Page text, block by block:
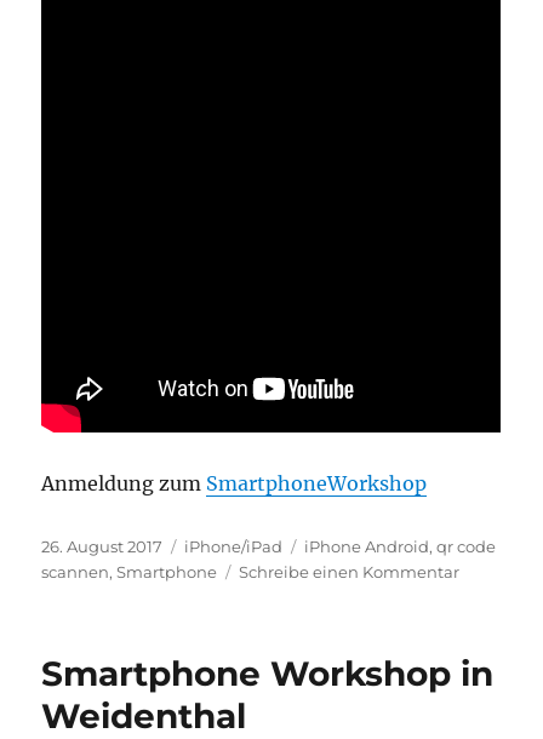
Anmeldung zum SmartphoneWorkshop
Veröffentlicht
am
26. August 2017 Kategorien
iPhone/iPad Schlagwörter
iPhone Android,qr code
scannen,Smartphone Schreibe einen Kommentarzu
mit
Smartphone Workshop in
Weidenthal